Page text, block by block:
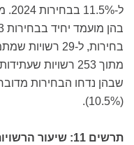
מתוך 253 רשויות
(10.5%).
תרשים 11: שיעור